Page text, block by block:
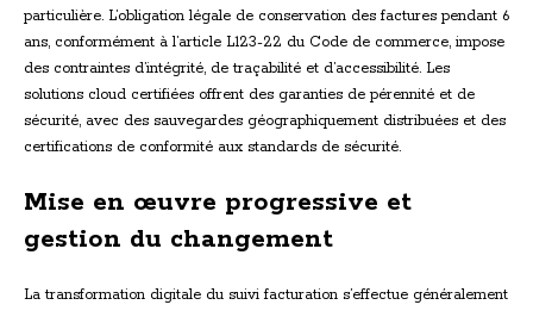
particulière. L’obligation légale de conservation des factures pendant 6
ans, conformément à l’article L123-22 du Code de commerce, impose
des contraintes d’intégrité, de traçabilité et d’accessibilité. Les
solutions cloud certifiées offrent des garanties de pérennité et de
sécurité, avec des sauvegardes géographiquement distribuées et des
certifications de conformité aux standards de sécurité.
Mise en œuvre progressive et
gestion du changement
La transformation digitale du suivi facturation s’effectue généralement